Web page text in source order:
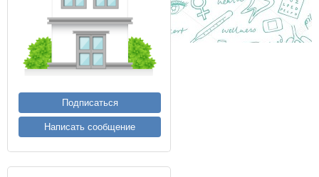
Подписаться
Написать сообщение